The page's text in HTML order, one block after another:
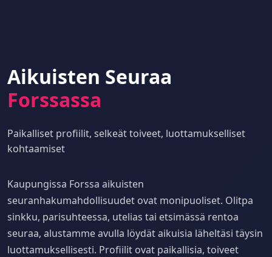
Aikuisten Seuraa
Forssassa
Paikalliset profiilit, selkeät toiveet, luottamukselliset
kohtaamiset
Kaupungissa Forssa aikuisten
seuranhakumahdollisuudet ovat monipuoliset. Olitpa
sinkku, parisuhteessa, utelias tai etsimässä rentoa
seuraa, alustamme avulla löydät aikuisia läheltäsi täysin
luottamuksellisesti. Profiilit ovat paikallisia, toiveet